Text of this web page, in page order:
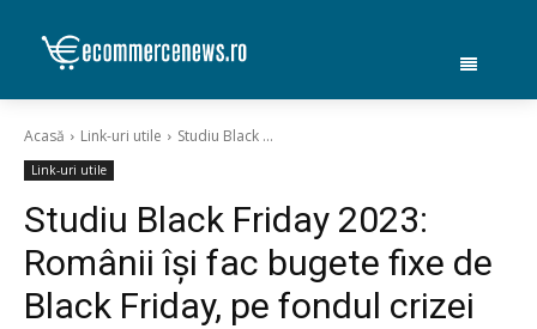
Acasă Link-uri utile Studiu Black ...
Link-uri utile
Studiu Black Friday 2023:
Românii își fac bugete fixe de
Black Friday, pe fondul crizei